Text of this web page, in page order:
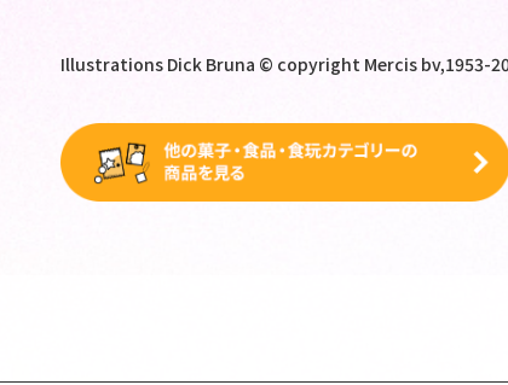
Illustrations Dick Bruna © copyright Mercis bv,1953-